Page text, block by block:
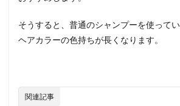
め
そうすると、普通のシャンプーを使って
ヘアカラーの色持ちが長くなります。
関連記事